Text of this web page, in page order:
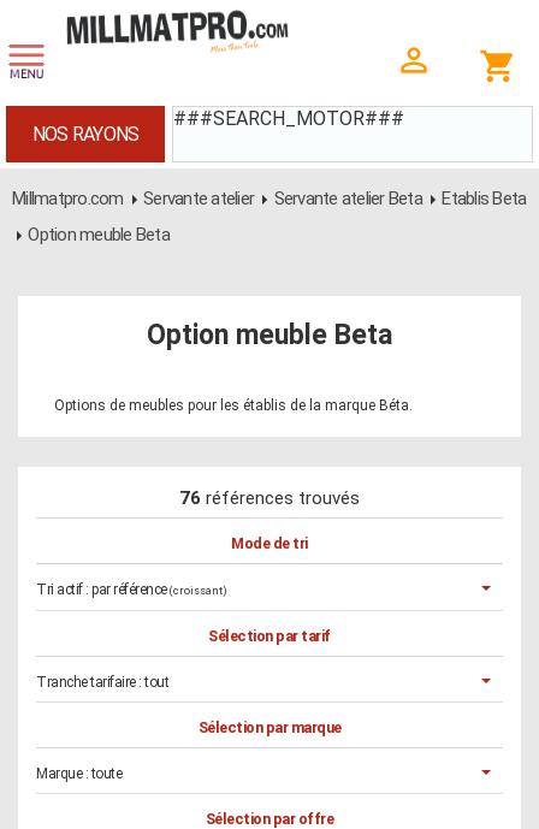
###SEARCH_MOTOR###
NOS RAYONS
Millmatpro.com Servante atelier Servante atelier Beta
Etablis Beta
Option meuble Beta
Option meuble Beta
Options de meubles pour les établis de la marque Béta.
76 références trouvés
Mode de tri
Tri actif : par référence (croissant)
Sélection par tarif
Tranche tarifaire :tout
Sélection par marque
Marque :toute
Sélection par offre